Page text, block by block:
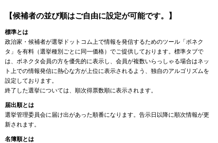
【候補者の並び順はご自由に設定が可能です。】
標準とは
政治家・候補者が選挙ドットコム上で情報を発信するためのツール「ボネク
タ」を有料（選挙種別ごとに同一価格）でご提供しております。標準タブで
は、ボネクタ会員の方を優先的に表示し、会員が複数いらっしゃる場合はネッ
ト上での情報発信に熱心な方が上位に表示されるよう、独自のアルゴリズムを
設定しております。
終了した選挙については、順次得票数順に表示されます。
届出順とは
選挙管理委員会に届け出があった順番になります。告示日以降に順次情報が更
新されます。
名簿順とは